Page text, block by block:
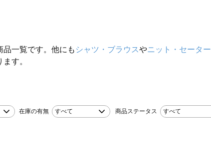
品一覧です。他にも シャツ・ブラウスやニット・セーター
す。
在庫の有無 すべて 商品ステータス すべて